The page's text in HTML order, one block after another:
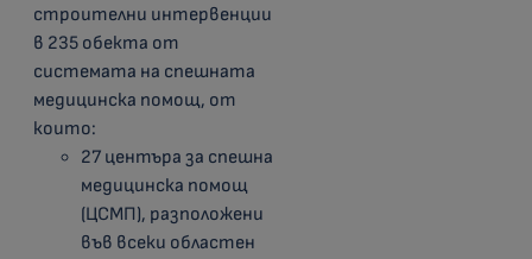
строителни интервенции
в 235 обекта от
системата на спешната
медицинска помощ, от
които:
27 центъра за спешна
медицинска помощ
(ЦСМП), разположени
във всеки областен